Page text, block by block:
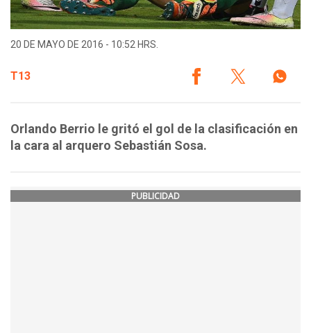
20 DE MAYO DE 2016 - 10:52 HRS.
T13
Orlando Berrio le gritó el gol de la clasificación en
la cara al arquero Sebastián Sosa.
PUBLICIDAD